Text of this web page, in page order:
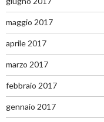
maggio 2017
aprile 2017
marzo 2017
febbraio 2017
gennaio 2017